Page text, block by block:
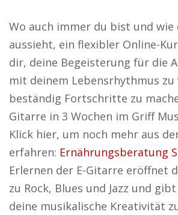
Wo auch immer du bist und wie
aussieht, ein flexibler Online-
dir, deine Begeisterung für die
mit deinem Lebensrhythmus
beständig Fortschritte zu
Gitarre in 3 Wochen im Griff
Klick hier, um noch mehr aus
erfahren: Ernährungsberatung
Erlernen der E-Gitarre eröffnet
zu Rock, Blues und Jazz und
deine musikalische Kreativität